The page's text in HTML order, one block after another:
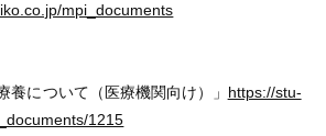
mpi_documents
養について（医療機関向け）」 https://stu-
1215